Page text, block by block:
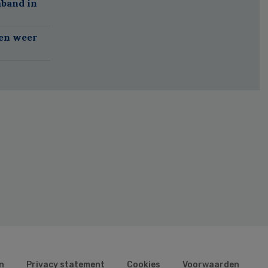
in
weer
Privacy statement Cookies Voorwaarden